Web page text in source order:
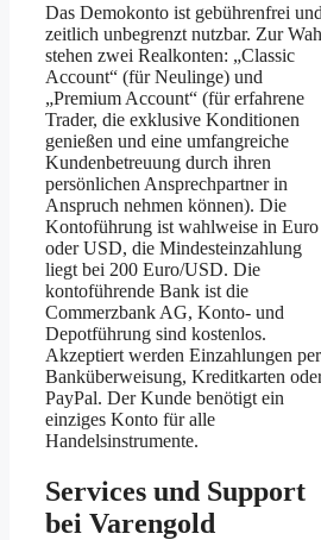
Das Demokonto ist gebührenfrei und
zeitlich unbegrenzt nutzbar. Zur
stehen zwei Realkonten: „Classic
Account“ (für Neulinge) und
„Premium Account“ (für erfahrene
Trader, die exklusive Konditionen
genießen und eine umfangreiche
Kundenbetreuung durch ihren
persönlichen Ansprechpartner in
Anspruch nehmen können). Die
Kontoführung ist wahlweise in Euro
oder USD, die Mindesteinzahlung
liegt bei 200 Euro/USD. Die
kontoführende Bank ist die
Commerzbank AG, Konto- und
Depotführung sind kostenlos.
Akzeptiert werden Einzahlungen per
Banküberweisung, Kreditkarten
PayPal. Der Kunde benötigt ein
einziges Konto für alle
Handelsinstrumente.
Services und Support
bei Varengold